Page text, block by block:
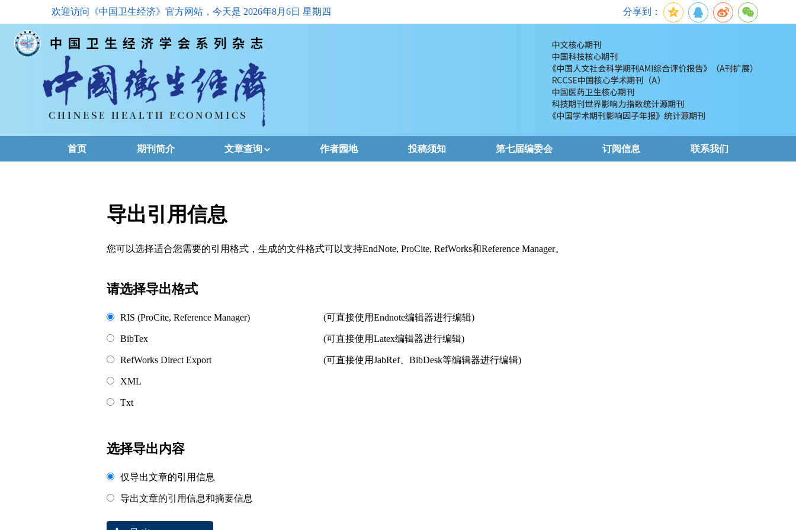
欢迎访问《中国卫生经济》官方网站，今天是 2026年8月6日 星期四 分享到：
首页 期刊简介 文章查询
下载排名
作者园地 投稿须知 第七届编委会 订阅信息 联系我们
导出引用信息
您可以选择适合您需要的引用格式，生成的文件格式可以支持EndNote, ProCite, RefWorks和Reference Manager。
请选择导出格式
RIS (ProCite, Reference Manager) (可直接使用Endnote编辑器进行编辑)
BibTex (可直接使用Latex编辑器进行编辑)
RefWorks Direct Export (可直接使用JabRef、BibDesk等编辑器进行编辑)
XML
Txt
选择导出内容
仅导出文章的引用信息
导出文章的引用信息和摘要信息